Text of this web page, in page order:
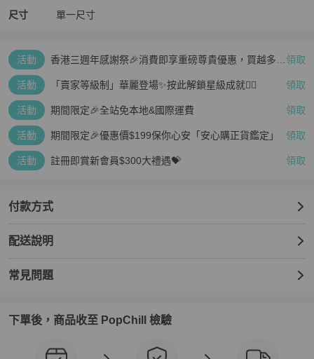
尺寸 單一尺寸
活動
香港三週年感謝祭🎉消費即享重磅尊貴優惠，買越多、 領取
活動 「賣家等級制」華麗登場✨按此解鎖星級成就👆🏻 領取
活動 期間限定🎉全站免本地&國際運費 領取
活動 期間限定🎉優惠價$199保你心安「安心購正貨鑑定」 領取
活動 註冊即賞新會員$300大禮遇💝 領取
付款方式
配送說明
常見問題
下單後，商品收至 PopChill 檢驗